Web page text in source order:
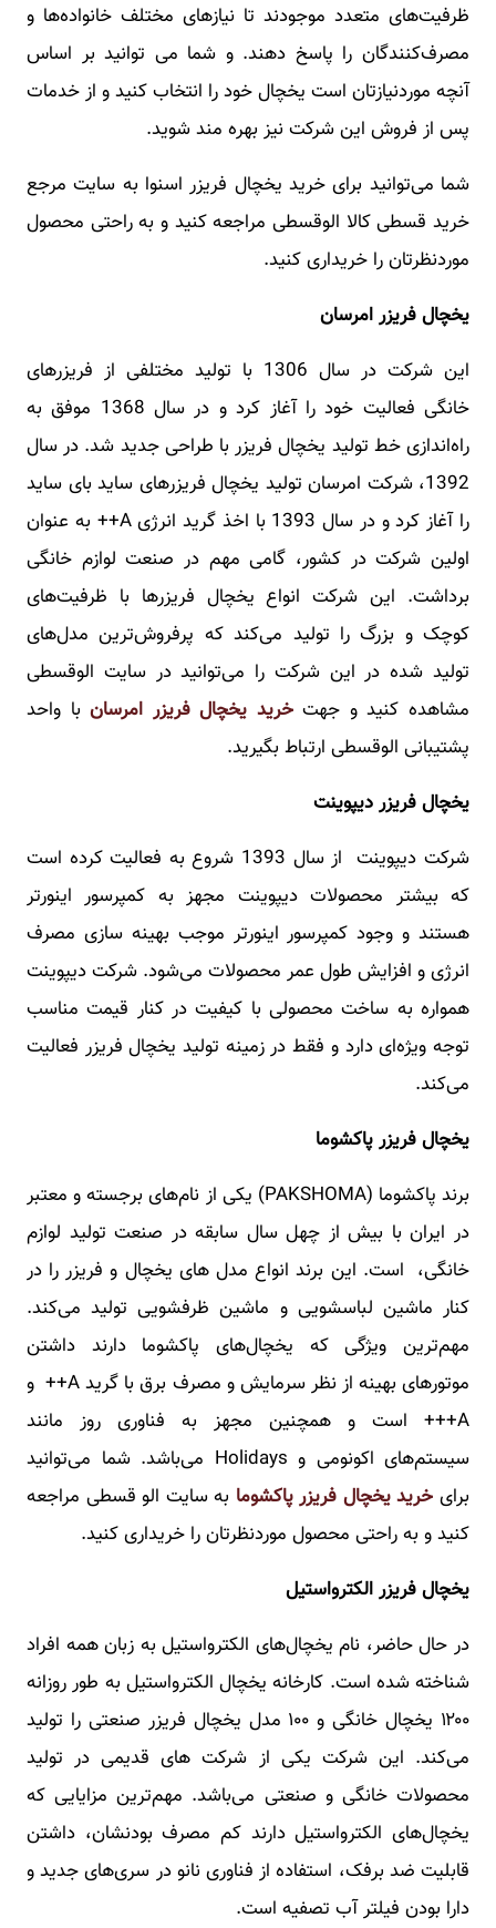
ظرفیت‌های متعدد موجودند تا نیازهای مختلف خانواده‌ها و
مصرف‌کنندگان را پاسخ دهند. و شما می توانید بر اساس
آنچه موردنیازتان است یخچال خود را انتخاب کنید و از خدمات
پس از فروش این شرکت نیز بهره مند شوید.
شما می‌توانید برای خرید یخچال فریزر اسنوا به سایت مرجع
خرید قسطی کالا الوقسطی مراجعه کنید و به راحتی محصول
موردنظرتان را خریداری کنید.
یخچال فریزر امرسان
این شرکت در سال 1306 با تولید مختلفی از فریزرهای
خانگی فعالیت خود را آغاز کرد و در سال 1368 موفق به
راه‌اندازی خط تولید یخچال فریزر با طراحی جدید شد. در سال
1392، شرکت امرسان تولید یخچال فریزرهای ساید بای ساید
را آغاز کرد و در سال 1393 با اخذ گرید انرژی A++ به عنوان
اولین شرکت در کشور، گامی مهم در صنعت لوازم خانگی
برداشت. این شرکت انواع یخچال فریزرها با ظرفیت‌های
کوچک و بزرگ را تولید می‌کند که پرفروش‌ترین مدل‌های
تولید شده در این شرکت را می‌توانید در سایت الوقسطی
مشاهده کنید و جهت خرید یخچال فریزر امرسانبا واحد
پشتیبانی الوقسطی ارتباط بگیرید.
یخچال فریزر دیپوینت
شرکت دیپوینت از سال 1393 شروع به فعالیت کرده است
که بیشتر محصولات دیپوینت مجهز به کمپرسور اینورتر
هستند و وجود کمپرسور اینورتر موجب بهینه سازی مصرف
انرژی و افزایش طول عمر محصولات می‌شود. شرکت دیپوینت
همواره به ساخت محصولی با کیفیت در کنار قیمت مناسب
توجه ویژه‌ای دارد و فقط در زمینه تولید یخچال فریزر فعالیت
می‌کند.
یخچال فریزر پاکشوما
برند پاکشوما (PAKSHOMA) یکی از نام‌های برجسته و معتبر
در ایران با بیش از چهل سال سابقه در صنعت تولید لوازم
خانگی، است. این برند انواع مدل های یخچال و فریزر را در
کنار ماشین لباسشویی و ماشین ظرفشویی تولید می‌کند.
مهم‌ترین ویژگی که یخچال‌های پاکشوما دارند داشتن
موتورهای بهینه از نظر سرمایش و مصرف برق با گرید A++ و
A+++ است و همچنین مجهز به فناوری روز مانند
سیستم‌های اکونومی و Holidays می‌باشد. شما می‌توانید
برایخرید یخچال فریزر پاکشوما به سایت الو قسطی مراجعه
کنید و به راحتی محصول موردنظرتان را خریداری کنید.
یخچال فریزر الکترواستیل
در حال حاضر، نام یخچال‌های الکترواستیل به زبان همه افراد
شناخته شده است. کارخانه یخچال الکترواستیل به طور روزانه
۱۲۰۰ یخچال خانگی و ۱۰۰ مدل یخچال فریزر صنعتی را تولید
می‌کند. این شرکت یکی از شرکت های قدیمی در تولید
محصولات خانگی و صنعتی می‌باشد. مهم‌ترین مزایایی که
یخچال‌های الکترواستیل دارند کم مصرف بودنشان، داشتن
قابلیت ضد برفک، استفاده از فناوری نانو در سری‌های جدید و
دارا بودن فیلتر آب تصفیه است.